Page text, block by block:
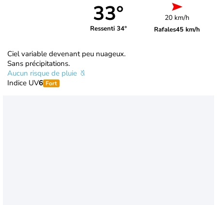
33°
Ressenti 34°
20 km/h
Rafales45 km/h
Ciel variable devenant peu nuageux.
Sans précipitations.
Aucun risque de pluie
Indice UV6 Fort